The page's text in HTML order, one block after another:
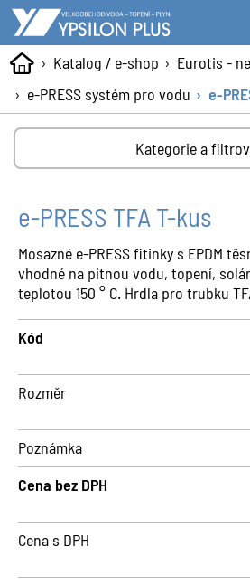
Katalog / e-shop
Eurotis -
e-PRESS systém pro vodu
e-
Kategorie a
e-PRESS TFA T-kus
Mosazné e-PRESS fitinky s EPDM
vhodné na pitnou vodu, topení,
teplotou 150 ° C. Hrdla pro trubku
Kód
Rozměr
Poznámka
Cena bez DPH
Cena s DPH